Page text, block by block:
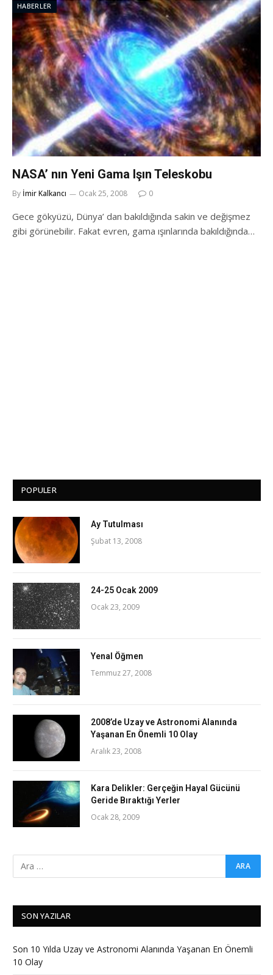
HABERLER
NASA’ nın Yeni Gama Işın Teleskobu
By İmir Kalkancı Ocak 25, 2008 0
Gece gökyüzü, Dünya’ dan bakıldığında sakin ve değişmez
gibi görünebilir. Fakat evren, gama ışınlarında bakıldığında…
POPULER
Ay Tutulması
Şubat 13, 2008
24-25 Ocak 2009
Ocak 23, 2009
Yenal Öğmen
Temmuz 27, 2008
2008’de Uzay ve Astronomi Alanında
Yaşanan En Önemli 10 Olay
Aralık 23, 2008
Kara Delikler: Gerçeğin Hayal Gücünü
Geride Bıraktığı Yerler
Ocak 28, 2009
SON YAZILAR
Son 10 Yılda Uzay ve Astronomi Alanında Yaşanan En Önemli
10 Olay